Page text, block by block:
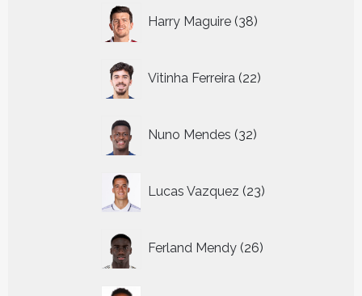
Harry Maguire 38
producten
Vitinha Ferreira 22
producten
Nuno Mendes 32
producten
Lucas Vazquez 23
producten
Ferland Mendy 26
producten